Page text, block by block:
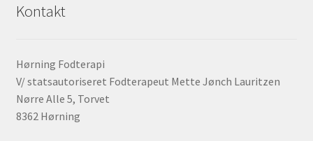
Kontakt
Hørning Fodterapi
V/ statsautoriseret Fodterapeut Mette Jønch Lauritzen
Nørre Alle 5, Torvet
8362 Hørning